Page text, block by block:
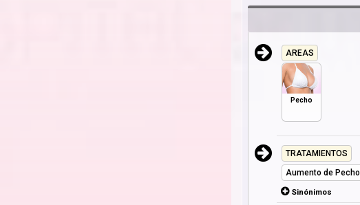
AREAS
Pecho
TRATAMIENTOS
Aumento de Pecho
Sinónimos